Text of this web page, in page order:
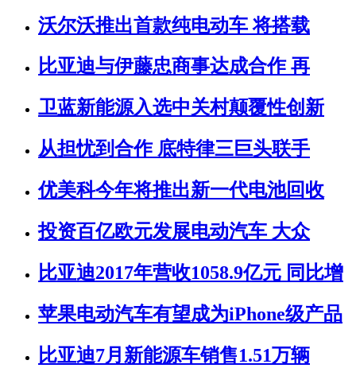
沃尔沃推出首款纯电动车 将搭载
比亚迪与伊藤忠商事达成合作 再
卫蓝新能源入选中关村颠覆性创新
从担忧到合作 底特律三巨头联手
优美科今年将推出新一代电池回收
投资百亿欧元发展电动汽车 大众
比亚迪2017年营收1058.9亿元 同比增
苹果电动汽车有望成为iPhone级产品
比亚迪7月新能源车销售1.51万辆